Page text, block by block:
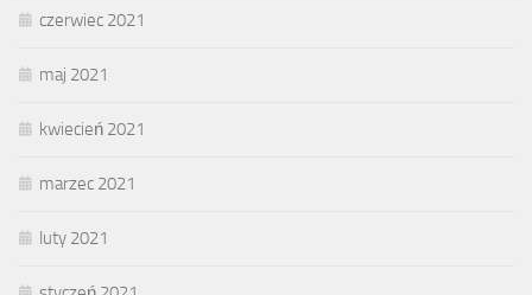
czerwiec 2021
maj 2021
kwiecień 2021
marzec 2021
luty 2021